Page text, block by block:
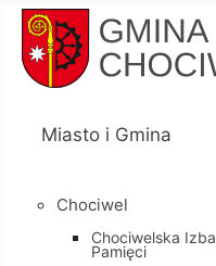
Miasto i Gmina
Chociwel
Chociwelska Izba
Pamięci